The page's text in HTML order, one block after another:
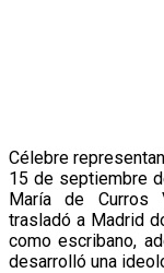
Célebre
15 de septiembre
María de Curros
trasladó a Madrid
como escribano,
desarrolló una